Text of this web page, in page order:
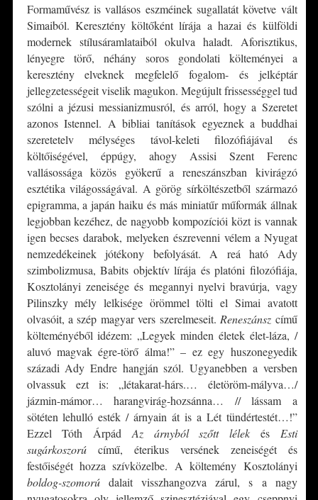
Formaművész is vallásos eszméinek sugallatát követve vált
Simaiból. Keresztény költőként lírája a hazai és külföldi
modernek stílusáramlataiból okulva haladt. Aforisztikus,
lényegre törő, néhány soros gondolati költeményei a
keresztény elveknek megfelelő fogalom- és jelképtár
jellegzetességeit viselik magukon. Megújult frissességgel tud
szólni a jézusi messianizmusról, és arról, hogy a Szeretet
azonos Istennel. A bibliai tanítások egyeznek a buddhai
szeretetelv mélységes távol-keleti filozófiájával és
költőiségével, éppúgy, ahogy Assisi Szent Ferenc
vallásossága közös gyökerű a reneszánszban kivirágzó
esztétika világosságával. A görög sírköltészetből származó
epigramma, a japán haiku és más miniatűr műformák állnak
legjobban kezéhez, de nagyobb kompozíciói közt is vannak
igen becses darabok, melyeken észrevenni vélem a Nyugat
nemzedékeinek jótékony befolyását. A reá ható Ady
szimbolizmusa, Babits objektív lírája és platóni filozófiája,
Kosztolányi zeneisége és megannyi nyelvi bravúrja, vagy
Pilinszky mély lelkisége örömmel tölti el Simai avatott
olvasóit, a szép magyar vers szerelmeseit. Reneszánsz című
költeményéből idézem: „Legyek minden életek élet-láza, /
aluvó magvak égre-törő álma!” – ez egy huszonegyedik
századi Ady Endre hangján szól. Ugyanebben a versben
olvassuk ezt is: „létakarat-hárs.… életöröm-mályva…/
jázmin-mámor… harangvirág-hozsánna… // lássam a
sötéten lehulló esték / árnyain át is a Lét tündértestét…!”
Ezzel Tóth Árpád Az árnyból szőtt lélek és Esti
sugárkoszorú című, éterikus versének zeneiségét és
festőiségét hozza szívközelbe. A költemény Kosztolányi
boldog-szomorúdalait visszhangozva zárul, s a nagy